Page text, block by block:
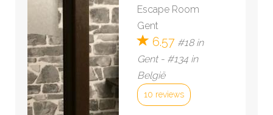
Escape Room
Gent
6.57 #18 in
Gent - #134 in
België
10 reviews